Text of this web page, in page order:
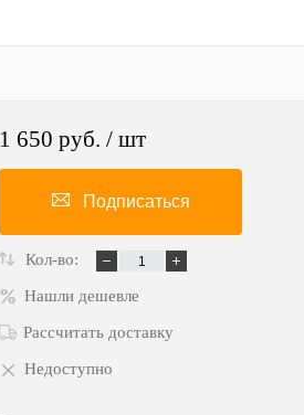
1 650 руб. / шт
Подписаться
Кол-во:
Нашли дешевле
Рассчитать доставку
Недоступно